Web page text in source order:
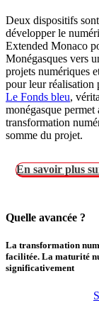
Deux dispositifs
développer le
Extended Monaco
Monégasques vers
projets numériques
pour leur réalisation
Le Fonds bleu,
monégasque
transformation
somme du projet.
En savoir plus
Quelle avancée ?
La transformation
facilitée. La maturité
significativement